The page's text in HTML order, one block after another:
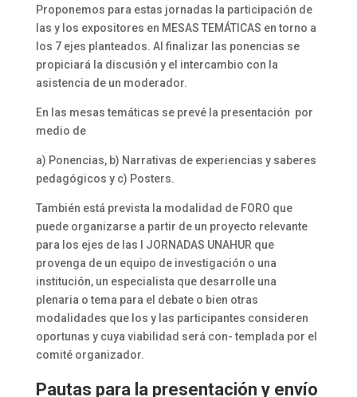
Proponemos para estas jornadas la participación de
las y los expositores en MESAS TEMÁTICAS en torno a
los 7 ejes planteados. Al finalizar las ponencias se
propiciará la discusión y el intercambio con la
asistencia de un moderador.
En las mesas temáticas se prevé la presentación por
medio de
a) Ponencias, b) Narrativas de experiencias y saberes
pedagógicos y c) Posters.
También está prevista la modalidad de FORO que
puede organizarse a partir de un proyecto relevante
para los ejes de las I JORNADAS UNAHUR que
provenga de un equipo de investigación o una
institución, un especialista que desarrolle una
plenaria o tema para el debate o bien otras
modalidades que los y las participantes consideren
oportunas y cuya viabilidad será con- templada por el
comité organizador.
Pautas para la presentación y envío